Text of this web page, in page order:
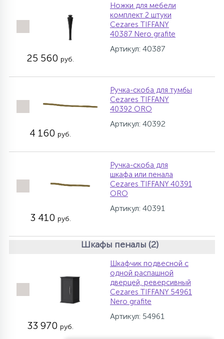
Ножки для мебели
комплект 2 штуки
Cezares TIFFANY
40387 Nero grafite
Артикул: 40387
25 560 руб.
Ручка-скоба для тумбы
Cezares TIFFANY
40392 ORO
Артикул: 40392
4 160 руб.
Ручка-скоба для
шкафа или пенала
Cezares TIFFANY 40391
ORO
Артикул: 40391
3 410 руб.
Шкафы пеналы (2)
Шкафчик подвесной с
одной распашной
дверцей, реверсивный
Cezares TIFFANY 54961
Nero grafite
Артикул: 54961
33 970 руб.